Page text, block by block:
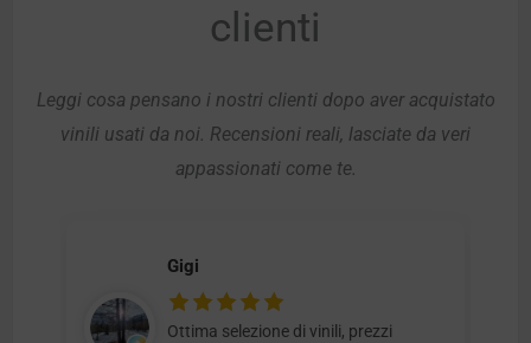
clienti
Leggi cosa pensano i nostri clienti dopo aver acquistato
vinili usati da noi. Recensioni reali, lasciate da veri
appassionati come te.
Gigi
Ottima selezione di vinili, prezzi